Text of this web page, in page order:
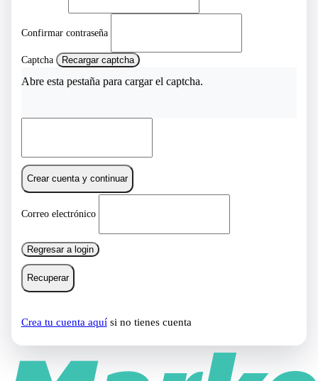
Confirmar contraseña
Captcha Recargar captcha
Abre esta pestaña para cargar el captcha.
Crear cuenta y continuar
Correo electrónico
Regresar a login
Recuperar
Crea tu cuenta aquísi no tienes cuenta